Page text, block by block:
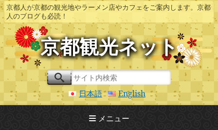
京都人が京都の観光地やラーメン店やカフェをご案内します。京都
人のブログも必読！
京都観光ネット
日本語 English
メニュー